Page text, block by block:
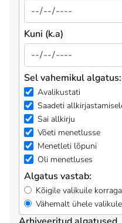
Kuni (k.a)
Sel vahemikul algatus:
Avalikustati
Saadeti
Sai allkirju
Võeti menetlusse
Menetleti lõpuni
Oli menetluses
Algatus vastab:
Kõigile valikuile korraga
Vähemalt ühele valikule